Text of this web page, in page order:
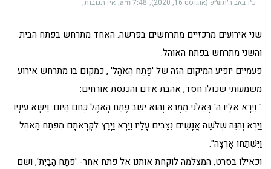
כ״ו באב ה׳תש״פ (אוגוסט 16, 2020) 7:48 am אין תגובות
שני אירועים מרכזיים מתרחשים בפרשה. האחד מתרחש בפתח הבית
והשני מתרחש בפתח האוהל.
פעמיים יופיע המיקום הזה של 'פֶּתַח הָאֹהֶל' , כמקום בו מתרחש אירוע
משמעותי שכולו חסד, אהבת אדם והכנסת אורחים:
" וַיֵּרָא אֵלָיו ה' בְּאֵלֹנֵי מַמְרֵא וְהוּא יֹשֵׁב פֶּתַח הָאֹהֶל כְּחֹם הַיּוֹם. וַיִּשָּׂא עֵינָיו
וַיַּרְא וְהִנֵּה שְׁלֹשָׁה אֲנָשִׁים נִצָּבִים עָלָיו וַיַּרְא וַיָּרָץ לִקְרָאתָם מִפֶּתַח הָאֹהֶל
וַיִּשְׁתַּחוּ אָרְצָה".
וכאילו בסרט, המצלמה לוקחת אותנו אל פתח אחר- 'פתַח הַבַּיִת', ושם